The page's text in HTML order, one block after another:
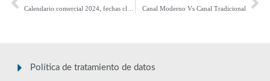
Canal Moderno Vs Canal Tradicional
Política de tratamiento de datos